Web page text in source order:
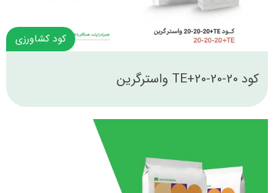
کود کشاورزی
کود 20-20-20+TE واسترگرین